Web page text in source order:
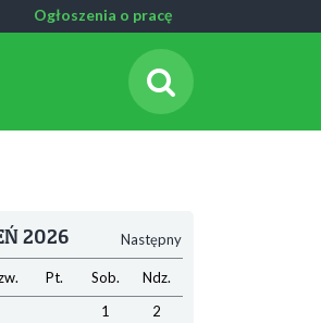
Ogłoszenia o pracę
Następny
2026
Pt. Sob.
Ndz.
1
2